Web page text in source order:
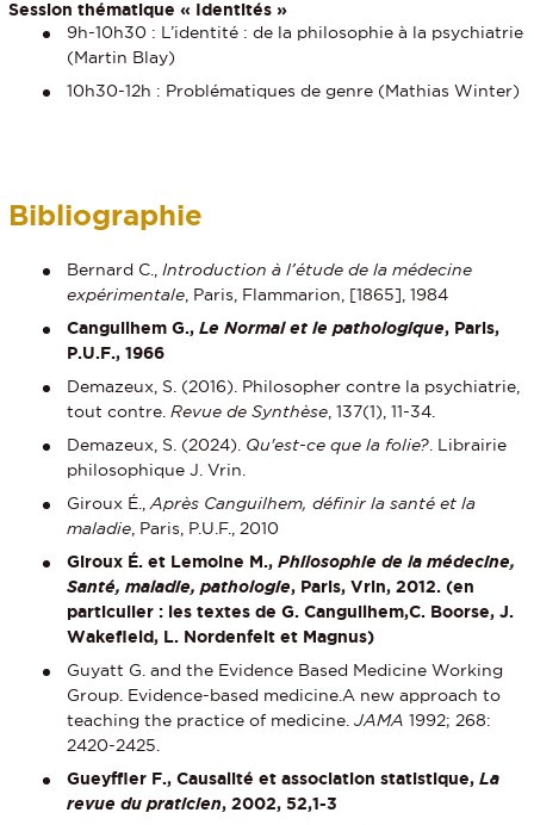
Session thématique « Identités »
9h-10h30 : L’identité : de la philosophie à la psychiatrie
(Martin Blay)
10h30-12h : Problématiques de genre (Mathias Winter)
Bibliographie
Bernard C., Introduction à l’étude de la médecine
expérimentale , Paris, Flammarion, [1865], 1984
Canguilhem G., Le Normal et le pathologique, Paris,
P.U.F., 1966
Demazeux, S. (2016). Philosopher contre la psychiatrie,
tout contre. Revue de Synthèse , 137(1), 11-34.
Demazeux, S. (2024). Qu'est-ce que la folie? . Librairie
philosophique J. Vrin.
Giroux É., Après Canguilhem, définir la santé et la
maladie , Paris, P.U.F., 2010
Giroux É. et Lemoine M., Philosophie de la médecine,
Santé, maladie, pathologie, Paris, Vrin, 2012. (en
particulier : les textes de G. Canguilhem,C. Boorse, J.
Wakefield, L. Nordenfelt et Magnus)
Guyatt G. and the Evidence Based Medicine Working
Group. Evidence-based medicine.A new approach to
teaching the practice of medicine. JAMA 1992; 268:
2420-2425.
Gueyffier F., Causalité et association statistique, La
revue du praticien, 2002, 52,1-3